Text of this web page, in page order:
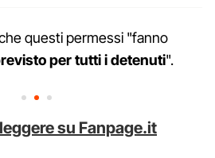
questi permessi "fanno
per tutti i detenuti".
su Fanpage.it